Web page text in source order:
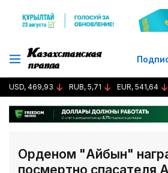
USD, 469,93 RUB, 5,71 EUR, 541,64
Орденом "Айбын"
посмертно спасателя